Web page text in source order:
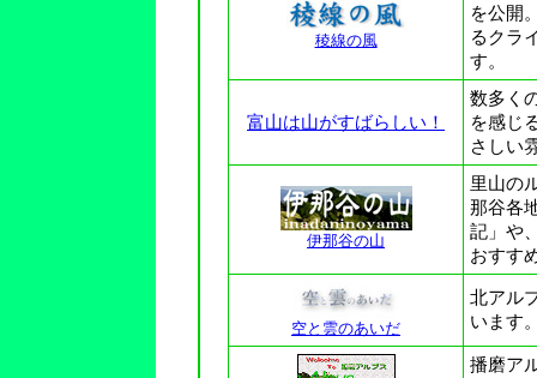
稜線の風
を公開
るクラ
す。
富山は山がすばらしい！
数多く
を感じ
さしい
伊那谷の山
里山の
那谷各
記」や
おすす
空と雲のあいだ
北アル
います
播磨ア